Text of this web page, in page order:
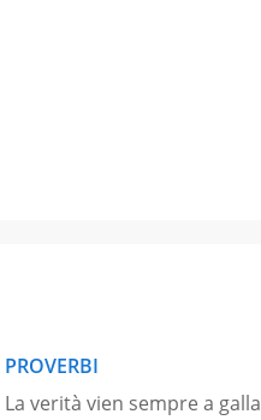
PROVERBI
La verità vien sempre a galla